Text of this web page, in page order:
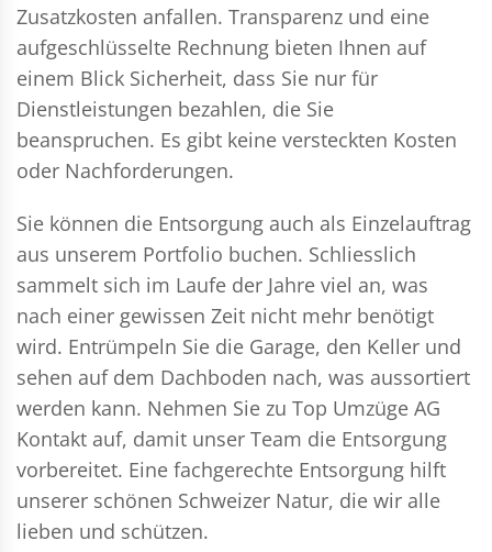
Zusatzkosten anfallen. Transparenz und eine
aufgeschlüsselte Rechnung bieten Ihnen auf
einem Blick Sicherheit, dass Sie nur für
Dienstleistungen bezahlen, die Sie
beanspruchen. Es gibt keine versteckten Kosten
oder Nachforderungen.
Sie können die Entsorgung auch als Einzelauftrag
aus unserem Portfolio buchen. Schliesslich
sammelt sich im Laufe der Jahre viel an, was
nach einer gewissen Zeit nicht mehr benötigt
wird. Entrümpeln Sie die Garage, den Keller und
sehen auf dem Dachboden nach, was aussortiert
werden kann. Nehmen Sie zu Top Umzüge AG
Kontakt auf, damit unser Team die Entsorgung
vorbereitet. Eine fachgerechte Entsorgung hilft
unserer schönen Schweizer Natur, die wir alle
lieben und schützen.